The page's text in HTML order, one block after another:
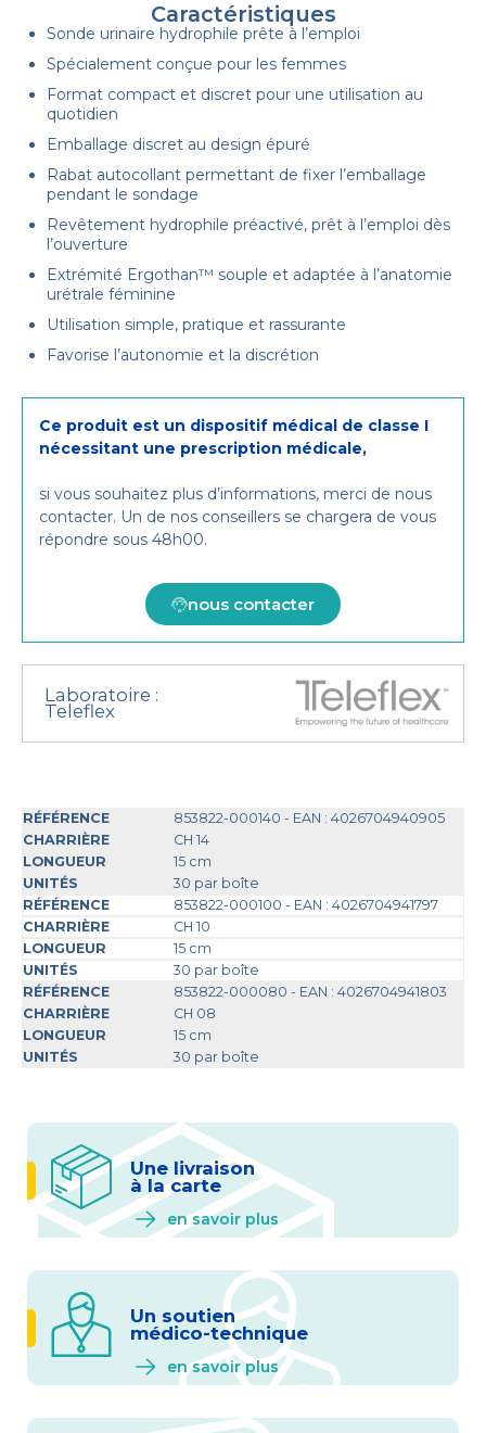
Caractéristiques
Sonde urinaire hydrophile prête à l’emploi
Spécialement conçue pour les femmes
Format compact et discret pour une utilisation au
quotidien
Emballage discret au design épuré
Rabat autocollant permettant de fixer l’emballage
pendant le sondage
Revêtement hydrophile préactivé, prêt à l’emploi dès
l’ouverture
Extrémité Ergothan™ souple et adaptée à l’anatomie
urétrale féminine
Utilisation simple, pratique et rassurante
Favorise l’autonomie et la discrétion
Ce produit est un dispositif médical de classe I
nécessitant une prescription médicale,
si vous souhaitez plus d’informations, merci de nous
contacter. Un de nos conseillers se chargera de vous
répondre sous 48h00.
nous contacter
Laboratoire :
Teleflex
853822-000140 - EAN : 4026704940905
CH 14
15 cm
30 par boîte
853822-000100 - EAN : 4026704941797
CH 10
15 cm
30 par boîte
853822-000080 - EAN : 4026704941803
CH 08
15 cm
30 par boîte
Une livraison
à la carte
en savoir plus
Un soutien
médico-technique
en savoir plus